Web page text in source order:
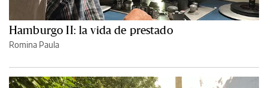
Hamburgo II: la vida de prestado
Romina Paula